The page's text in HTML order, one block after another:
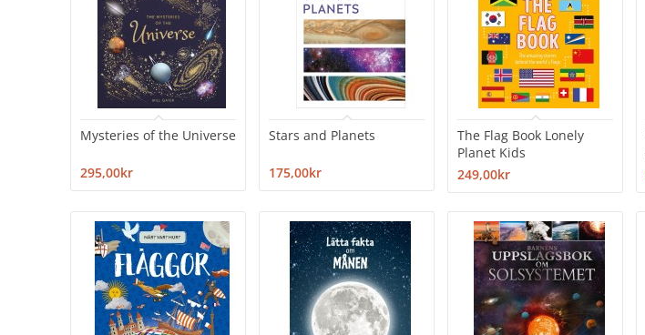
Mysteries of the Universe
295,00kr
Stars and Planets
175,00kr
The Flag Book Lonely
Planet Kids
249,00kr